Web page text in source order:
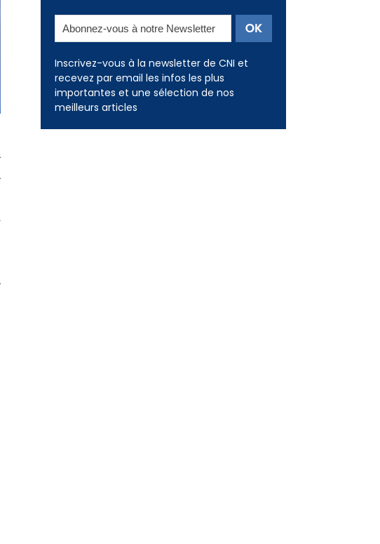
Inscrivez-vous à la newsletter de CNI et
recevez par email les infos les plus
importantes et une sélection de nos
meilleurs articles